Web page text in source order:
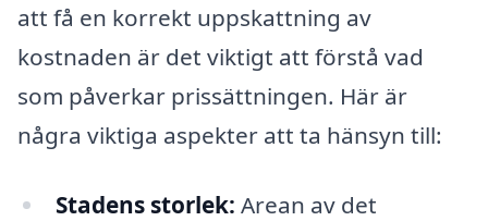
att få en korrekt uppskattning av
kostnaden är det viktigt att förstå vad
som påverkar prissättningen. Här är
några viktiga aspekter att ta hänsyn till:
Stadens storlek: Arean av det